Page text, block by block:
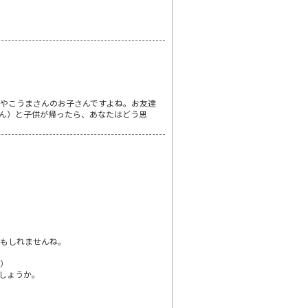
こうまさんのお子さんですよね。お友達
）と子供が帰ったら、あなたはどう思
しれませんね。
うか。